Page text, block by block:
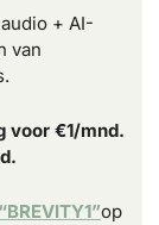
+ AI-
van
voor €1/mnd.
“BREVITY1”op